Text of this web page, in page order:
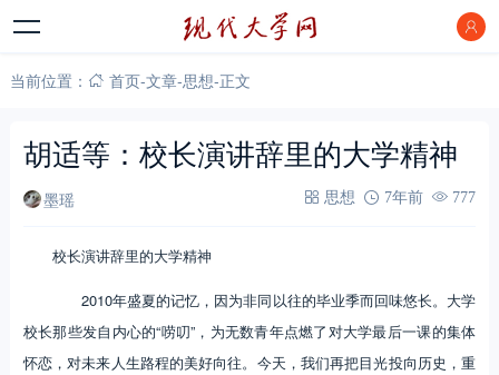
当前位置： 首页-文章-思想-正文
胡适等：校长演讲辞里的大学精神
墨瑶 思想 7年前 777
校长演讲辞里的大学精神
2010年盛夏的记忆，因为非同以往的毕业季而回味悠长。大学
校长那些发自内心的“唠叨”，为无数青年点燃了对大学最后一课的集体
怀恋，对未来人生路程的美好向往。今天，我们再把目光投向历史，重